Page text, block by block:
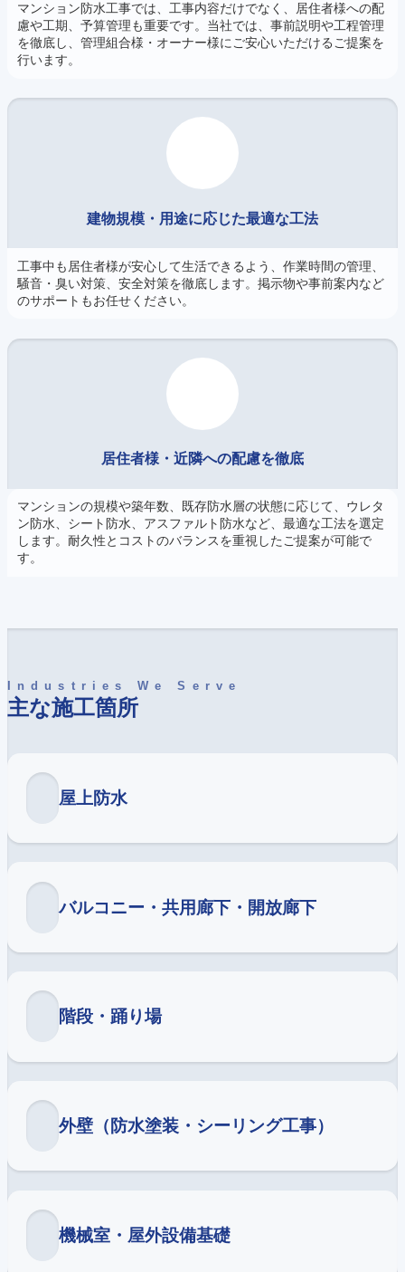
マンション防水工事では、工事内容だけでなく、居住者様への配
慮や工期、予算管理も重要です。当社では、事前説明や工程管理
を徹底し、管理組合様・オーナー様にご安心いただけるご提案を
行います。
建物規模・用途に応じた最適な工法
工事中も居住者様が安心して生活できるよう、作業時間の管理、
騒音・臭い対策、安全対策を徹底します。掲示物や事前案内など
のサポートもお任せください。
居住者様・近隣への配慮を徹底
マンションの規模や築年数、既存防水層の状態に応じて、ウレタ
ン防水、シート防水、アスファルト防水など、最適な工法を選定
します。耐久性とコストのバランスを重視したご提案が可能で
す。
Industries We Serve
主な施工箇所
屋上防水
バルコニー・共用廊下・開放廊下
階段・踊り場
外壁（防水塗装・シーリング工事）
機械室・屋外設備基礎